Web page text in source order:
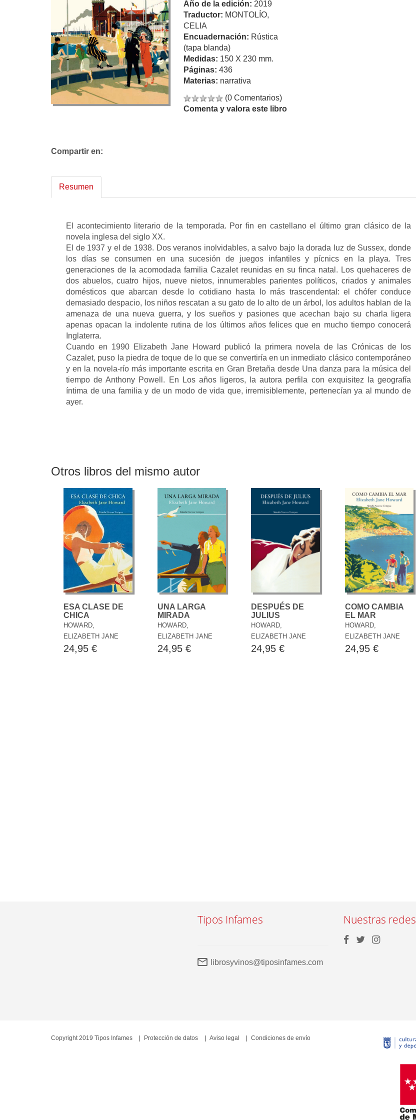
Año de la edición: 2019
Traductor: MONTOLÍO,
CELIA
Encuadernación: Rústica
(tapa blanda)
Medidas: 150 X 230 mm.
Páginas: 436
Materias: narrativa
(0 Comentarios)
Comenta y valora este libro
Compartir en:
Resumen
El acontecimiento literario de la temporada. Por fin en castellano el último gran clásico de la
novela inglesa del siglo XX.
El de 1937 y el de 1938. Dos veranos inolvidables, a salvo bajo la dorada luz de Sussex, donde
los días se consumen en una sucesión de juegos infantiles y pícnics en la playa. Tres
generaciones de la acomodada familia Cazalet reunidas en su finca natal. Los quehaceres de
dos abuelos, cuatro hijos, nueve nietos, innumerables parientes políticos, criados y animales
domésticos que abarcan desde lo cotidiano hasta lo más trascendental: el chófer conduce
demasiado despacio, los niños rescatan a su gato de lo alto de un árbol, los adultos hablan de la
amenaza de una nueva guerra, y los sueños y pasiones que acechan bajo su charla ligera
apenas opacan la indolente rutina de los últimos años felices que en mucho tiempo conocerá
Inglaterra.
Cuando en 1990 Elizabeth Jane Howard publicó la primera novela de las Crónicas de los
Cazalet, puso la piedra de toque de lo que se convertiría en un inmediato clásico contemporáneo
y en la novela-río más importante escrita en Gran Bretaña desde Una danza para la música del
tiempo de Anthony Powell. En Los años ligeros, la autora perfila con exquisitez la geografía
íntima de una familia y de un modo de vida que, irremisiblemente, pertenecían ya al mundo de
ayer.
Otros libros del mismo autor
ESA CLASE DE
CHICA
HOWARD,
ELIZABETH JANE
24,95 €
UNA LARGA
MIRADA
HOWARD,
ELIZABETH JANE
24,95 €
DESPUÉS DE
JULIUS
HOWARD,
ELIZABETH JANE
24,95 €
COMO CAMBIA
EL MAR
HOWARD,
ELIZABETH JANE
24,95 €
Tipos Infames
librosyvinos@tiposinfames.com
Nuestras redes
Copyright 2019 Tipos Infames Protección de datos Aviso legal Condiciones de envío